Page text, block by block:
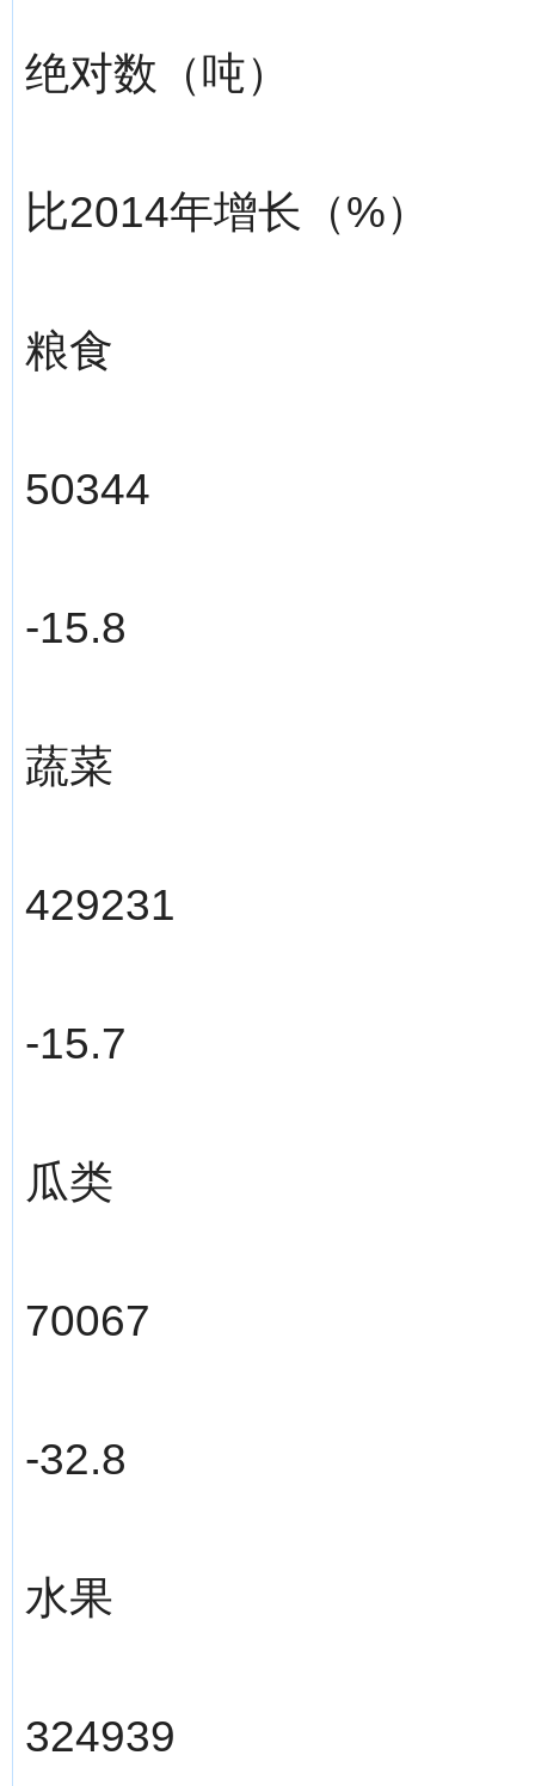
绝对数（吨）
比2014年增长（%）
粮食
50344
-15.8
蔬菜
429231
-15.7
瓜类
70067
-32.8
水果
324939